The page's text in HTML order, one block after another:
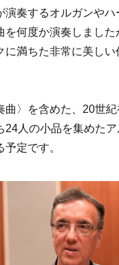
演奏するオルガンやハ
を何度か演奏しました
に満ちた非常に美し
曲〉を含めた、20世
24人の小品を集めた
定です。